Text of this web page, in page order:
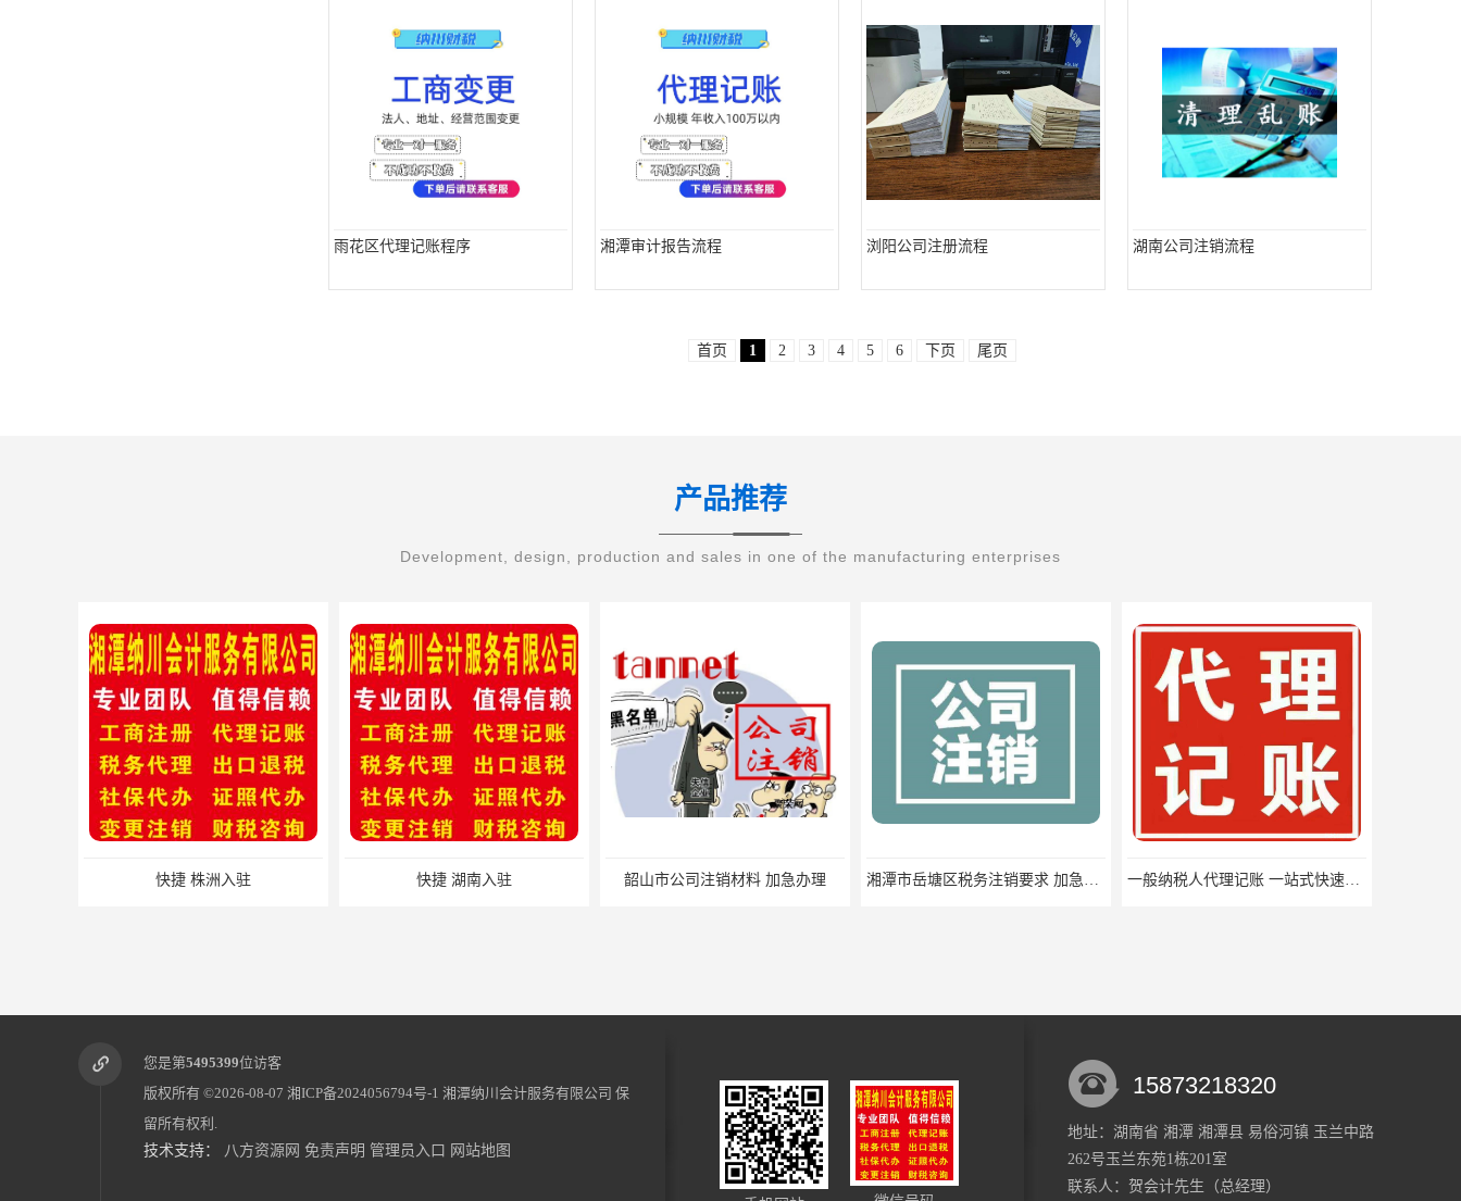
雨花区代理记账程序 湘潭审计报告流程 浏阳公司注册流程 湖南公司注销流程
首页 1 2 3 4 5 6 下页 尾页
产品推荐
Development, design, production and sales in one of the manufacturing enterprises
快捷 株洲入驻 快捷 湖南入驻 韶山市公司注销材料 加急办理 湘潭市岳塘区税务注销要求 加急办理 一般纳税人代理记账 一站式快速办理
湘潭市雨湖区快速税务注销 一般纳税人税务申报 一站式服务
您是第5495399位访客
版权所有 ©2026-08-07 湘ICP备2024056794号-1 湘潭纳川会计服务有限公司 保
留所有权利.
技术支持： 八方资源网 免责声明 管理员入口 网站地图
15873218320
地址：湖南省 湘潭 湘潭县 易俗河镇 玉兰中路
262号玉兰东苑1栋201室
联系人：贺会计先生 （总经理）